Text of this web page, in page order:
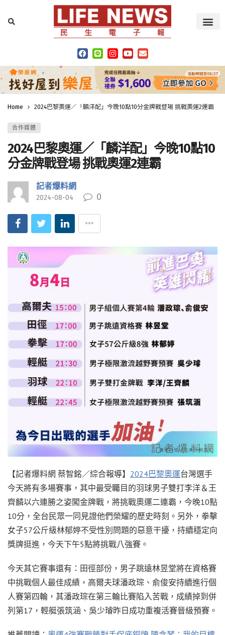
Home 2024巴黎奧運／「麟洋配」今晚10點10分金牌戰登場 挑戰奧運2連霸
合作媒體
2024巴黎奧運／「麟洋配」今晚10點10
分金牌戰登場 挑戰奧運2連霸
記者爆料網
2024-08-04 0
【記者爆料網 蔡智銘／綜合報導】 2024巴黎奧運台灣選手
今天將有多場賽事，其中最受矚目的羽球男子雙打李洋＆王
齊麟以六連勝之姿闖金牌戰，將挑戰奧運二連霸，今晚10點
10分，全台民眾一同見證他們榮耀的歷史時刻。另外，拳擊
女子57公斤級林郁婷不受性別問題的惡意干擾，持續穩定向
獎牌挺進，今天下午5點將挑戰八強賽。
今天其它賽事還有：田徑部份，男子跳遠林昱堂將在資格賽
中挑戰個人最佳成績，高爾夫球潘政琮、俞俊安持續進行個
人賽第四輪，其潘政琮在第三輪比賽陷入苦戰，成績掉到併
列第17，輕艇張筑涵、吳少璿昨日成功重複活賽晉級預賽。